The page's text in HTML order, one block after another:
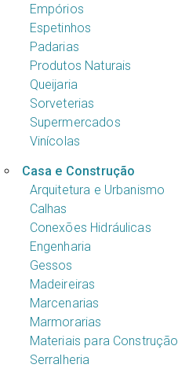
Empórios
Espetinhos
Padarias
Produtos Naturais
Queijaria
Sorveterias
Supermercados
Vinícolas
Casa e Construção
Arquitetura e Urbanismo
Calhas
Conexões Hidráulicas
Engenharia
Gessos
Madeireiras
Marcenarias
Marmorarias
Materiais para Construção
Serralheria